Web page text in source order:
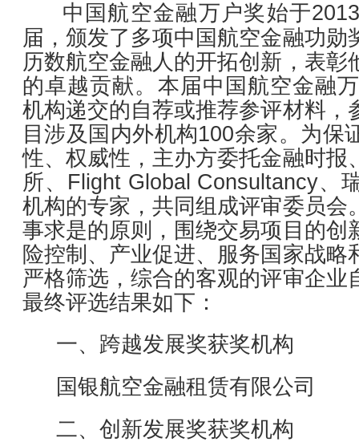
中国航空金融万户奖始于
届，颁发了多项中国航空金融功勋
历数航空金融人的开拓创新，表彰
的卓越贡献。本届中国航空金融
机构递交的自荐或推荐参评材料，
目涉及国内外机构100余家。为保
性、权威性，主办方委托金融时报
所、Flight Global Consultancy、
机构的专家，共同组成评审委员会
事求是的原则，围绕交易项目的创
险控制、产业促进、服务国家战略
严格筛选，综合的客观的评审企业
最终评选结果如下：
一、跨越发展奖获奖机构
国银航空金融租赁有限公司
二、创新发展奖获奖机构